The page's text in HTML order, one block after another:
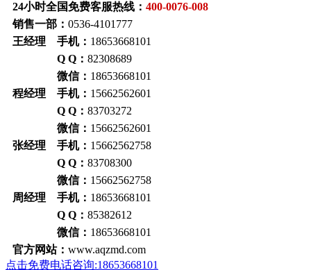
24小时全国免费客服热线： 400-0076-008
销售一部： 0536-4101777
王经理 手机： 18653668101
Q Q： 82308689
微信： 18653668101
程经理 手机： 15662562601
Q Q： 83703272
微信： 15662562601
张经理 手机： 15662562758
Q Q： 83708300
微信： 15662562758
周经理 手机： 18653668101
Q Q： 85382612
微信： 18653668101
官方网站： www.aqzmd.com
点击免费电话咨询:18653668101